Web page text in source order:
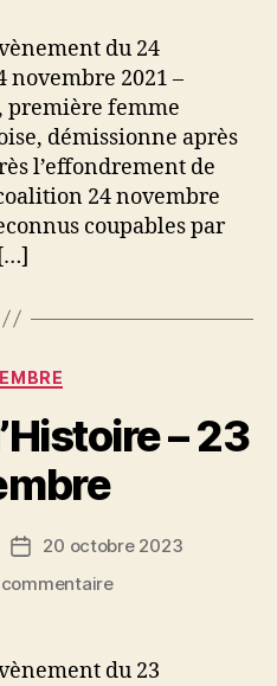
l’Histoire
24
novembre
du 24
2021 –
première femme
démissionne après
l’effondrement de
24 novembre
coupables par
Catégories
– 23
Date20 octobre 2023
sur
l’Histoire
du 23